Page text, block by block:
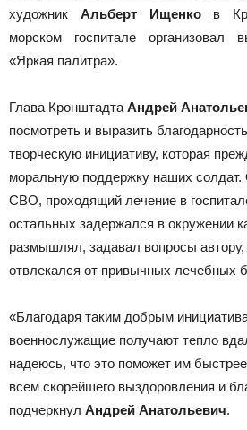
художник Альберт Ищенко в
морском госпитале организовал
«Яркая палитра».
Глава КронштадтаАндрей
посмотреть и выразить
творческую инициативу, которая
моральную поддержку наших солдат.
СВО, проходящий лечение в
остальных задержался в окружении
размышлял, задавал вопросы
отвлекался от привычных лечебных
«Благодаря таким добрым
военнослужащие получают тепло
надеюсь, что это поможет им
всем скорейшего выздоровления и
подчеркнул Андрей Анатольевич.